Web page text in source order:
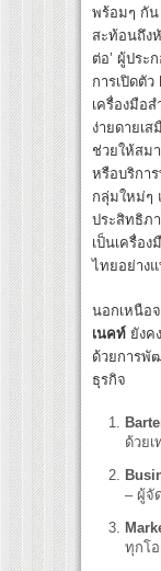
พร้อมๆ
สะท้อนถึง
ต่อ’ ผู้ประ
การเปิดตัว
เครื่องมือ
ง่ายดายเ
ช่วยให้สม
หรือบริการ
กลุ่มใหม่ๆ
ประสิทธิภ
เป็นเครื่อ
ไทยอย่างแ
นอกเหนือ
เนคท์ ยังค
ด้วยการพั
ธุรกิจ
ด้วย
– ผู้จั
ทุกโ